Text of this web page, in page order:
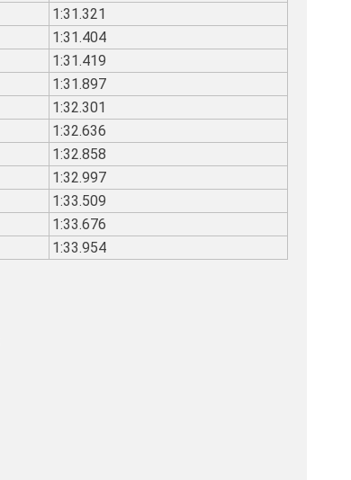
1:31.321
1:31.404
1:31.419
1:31.897
1:32.301
1:32.636
1:32.858
1:32.997
1:33.509
1:33.676
1:33.954